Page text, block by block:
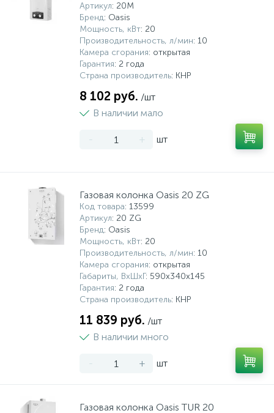
Артикул: 20M
Бренд: Oasis
Мощность, кВт: 20
Производительность, л/мин: 10
Камера сгорания: открытая
Гарантия: 2 года
Страна производитель: КНР
8 102 руб. /шт
В наличии мало
- + шт
Газовая колонка Oasis 20 ZG
Код товара: 13599
Артикул: 20 ZG
Бренд: Oasis
Мощность, кВт: 20
Производительность, л/мин: 10
Камера сгорания: открытая
Габариты, ВхШхГ: 590x340x145
Гарантия: 2 года
Страна производитель: КНР
11 839 руб. /шт
В наличии много
- + шт
Газовая колонка Oasis TUR 20